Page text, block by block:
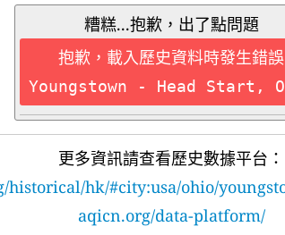
糟糕...抱歉，出了點問題
抱歉，載入歷史資料時發生錯誤
Youngstown - Head Start,
更多資訊請查看歷史數據平台：
historical/hk/#city:usa/ohio/
aqicn.org/data-platform/